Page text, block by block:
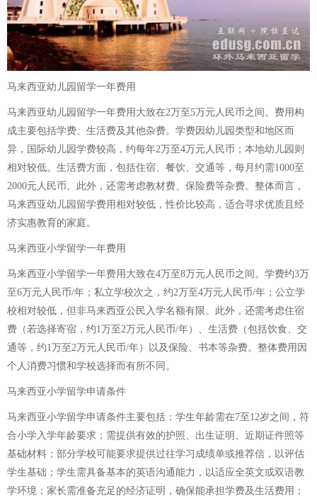
马来西亚幼儿园留学一年费用
马来西亚幼儿园留学一年费用大致在2万至5万元人民币之间。费用构
成主要包括学费、生活费及其他杂费。学费因幼儿园类型和地区而
异，国际幼儿园学费较高，约每年2万至4万元人民币；本地幼儿园则
相对较低。生活费方面，包括住宿、餐饮、交通等，每月约需1000至
2000元人民币。此外，还需考虑教材费、保险费等杂费。整体而言，
马来西亚幼儿园留学费用相对较低，性价比较高，适合寻求优质且经
济实惠教育的家庭。
马来西亚小学留学一年费用
马来西亚小学留学一年费用大致在4万至8万元人民币之间。学费约3万
至6万元人民币/年；私立学校次之，约2万至4万元人民币/年；公立学
校相对较低，但非马来西亚公民入学名额有限。此外，还需考虑住宿
费（若选择寄宿，约1万至2万元人民币/年）、生活费（包括饮食、交
通等，约1万至2万元人民币/年）以及保险、书本等杂费。整体费用因
个人消费习惯和学校选择而有所不同。
马来西亚小学留学申请条件
马来西亚小学留学申请条件主要包括：学生年龄需在7至12岁之间，符
合小学入学年龄要求；需提供有效的护照、出生证明、近期证件照等
基础材料；部分学校可能要求提供过往学习成绩单或推荐信，以评估
学生基础；学生需具备基本的英语沟通能力，以适应全英文或双语教
学环境；家长需准备充足的经济证明，确保能承担学费及生活费用；